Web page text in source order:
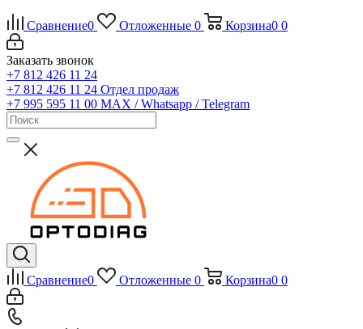
Сравнение0 Отложенные 0 Корзина0 0
Заказать звонок
+7 812 426 11 24
+7 812 426 11 24 Отдел продаж
+7 995 595 11 00 MAX / Whatsapp / Telegram
Сравнение0 Отложенные 0 Корзина0 0